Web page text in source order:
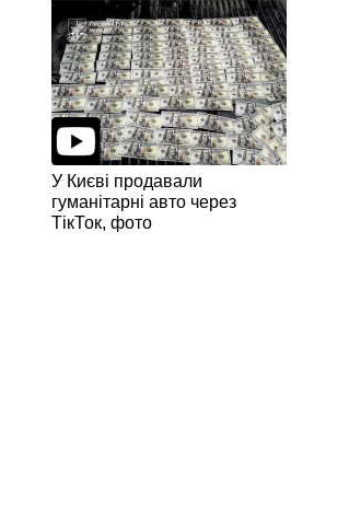
У Києві продавали
гуманітарні авто через
ТікТок, фото